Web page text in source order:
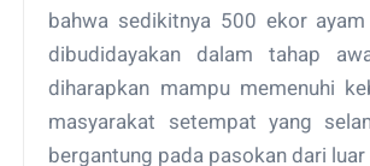
bahwa sedikitnya 500 ekor
dibudidayakan dalam tahap
diharapkan mampu memenuhi
masyarakat setempat yang
bergantung pada pasokan dari luar